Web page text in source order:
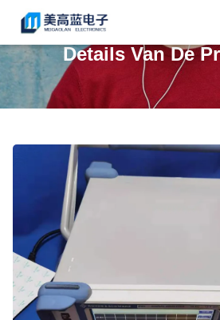
Details Van De